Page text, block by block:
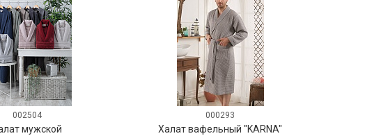
002504
мужской
000293
Халат вафельный "KARNA"